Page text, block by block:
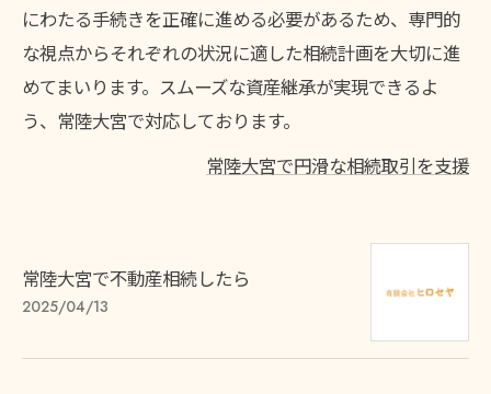
にわたる手続きを正確に進める必要があるため、専門的
な視点からそれぞれの状況に適した相続計画を大切に進
めてまいります。スムーズな資産継承が実現できるよ
う、常陸大宮で対応しております。
常陸大宮で円滑な相続取引を支援
常陸大宮で不動産相続したら
2025/04/13